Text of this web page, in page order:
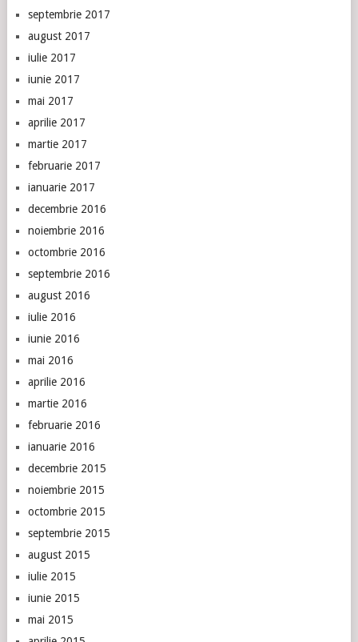
septembrie 2017
august 2017
iulie 2017
iunie 2017
mai 2017
aprilie 2017
martie 2017
februarie 2017
ianuarie 2017
decembrie 2016
noiembrie 2016
octombrie 2016
septembrie 2016
august 2016
iulie 2016
iunie 2016
mai 2016
aprilie 2016
martie 2016
februarie 2016
ianuarie 2016
decembrie 2015
noiembrie 2015
octombrie 2015
septembrie 2015
august 2015
iulie 2015
iunie 2015
mai 2015